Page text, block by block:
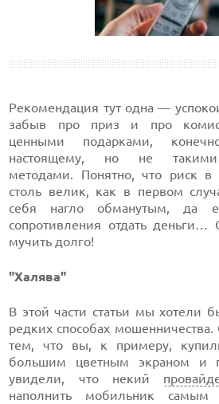
Рекомендация тут одна —
забыв про приз и про
ценными подарками,
настоящему, но не такими
методами. Понятно, что риск в
столь велик, как в первом
себя нагло обманутым, да
сопротивления отдать деньги…
мучить долго!
"Халява"
В этой части статьи мы хотели
редких способах
тем, что вы, к примеру,
большим цветным экраном и
увидели, что некий
наполнить мобильник самым